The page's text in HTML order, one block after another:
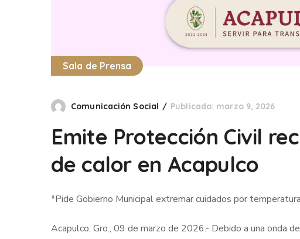
Sala de Prensa
Comunicación Social Publicado: marzo 9, 2026
Emite Protección Civil
de calor en Acapulco
*Pide Gobierno Municipal extremar cuidados por
Acapulco, Gro., 09 de marzo de 2026.- Debido a una onda